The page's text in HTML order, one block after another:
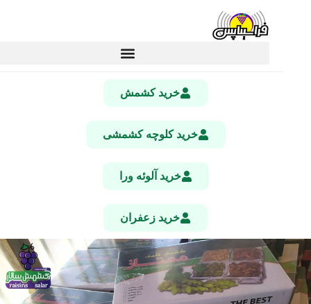
خرید کشمش
خرید کلوچه کشمشی
خرید آلوئه ورا
خرید زعفران